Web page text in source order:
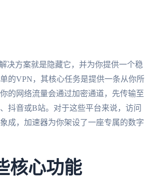
决方案就是隐藏它，并为你提供一个稳
的VPN，其核心任务是提供一条从你所
的网络流量会通过加密通道，先传输至
抖音或B站。对于这些平台来说，访问
成，加速器为你架设了一座专属的数字
核心功能